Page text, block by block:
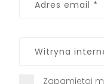
Zapamiętaj